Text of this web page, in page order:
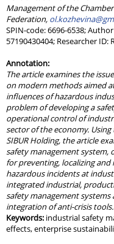
Management of the
Federation,
SPIN-code: 6696-6538;
57190430404; Researcher ID:
Annotation:
The article examines the
on modern methods aimed
influences of hazardous
problem of developing a
operational control of
sector of the economy.
SIBUR Holding, the article
safety management system,
for preventing, localizing
hazardous incidents at
integrated industrial,
safety management
integration of anti-crisis tools.
Keywords: industrial safety
effects, enterprise